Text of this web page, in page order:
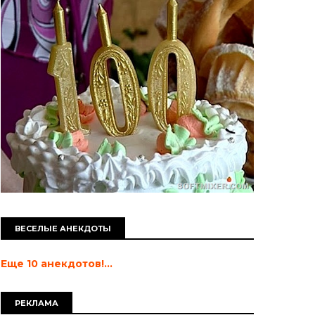
ВЕСЕЛЫЕ АНЕКДОТЫ
Еще 10 анекдотов!...
РЕКЛАМА